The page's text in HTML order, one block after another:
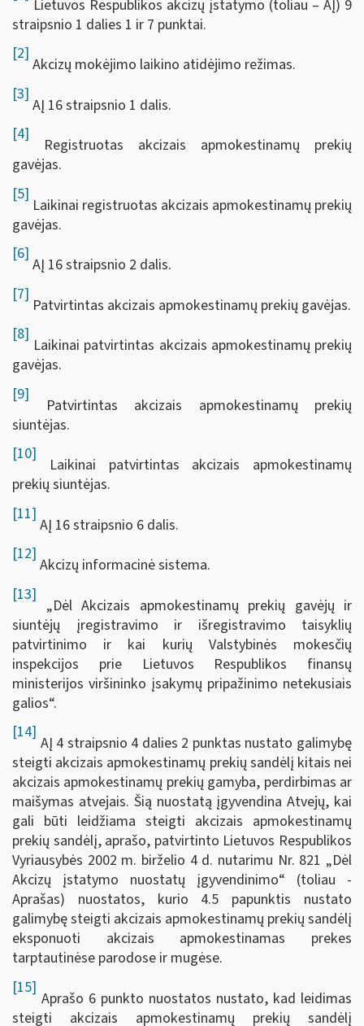
Lietuvos Respublikos akcizų įstatymo (toliau – AĮ) 9
straipsnio 1 dalies 1 ir 7 punktai.
[2]
Akcizų mokėjimo laikino atidėjimo režimas.
[3]
AĮ 16 straipsnio 1 dalis.
[4]
Registruotas akcizais apmokestinamų prekių
gavėjas.
[5]
Laikinai registruotas akcizais apmokestinamų prekių
gavėjas.
[6]
AĮ 16 straipsnio 2 dalis.
[7]
Patvirtintas akcizais apmokestinamų prekių gavėjas.
[8]
Laikinai patvirtintas akcizais apmokestinamų prekių
gavėjas.
[9]
Patvirtintas akcizais apmokestinamų prekių
siuntėjas.
[10]
Laikinai patvirtintas akcizais apmokestinamų
prekių siuntėjas.
[11]
AĮ 16 straipsnio 6 dalis.
[12]
Akcizų informacinė sistema.
[13]
„Dėl Akcizais apmokestinamų prekių gavėjų ir
siuntėjų įregistravimo ir išregistravimo taisyklių
patvirtinimo ir kai kurių Valstybinės mokesčių
inspekcijos prie Lietuvos Respublikos finansų
ministerijos viršininko įsakymų pripažinimo netekusiais
galios“.
[14]
AĮ 4 straipsnio 4 dalies 2 punktas nustato galimybę
steigti akcizais apmokestinamų prekių sandėlį kitais nei
akcizais apmokestinamų prekių gamyba, perdirbimas ar
maišymas atvejais. Šią nuostatą įgyvendina Atvejų, kai
gali būti leidžiama steigti akcizais apmokestinamų
prekių sandėlį, aprašo, patvirtinto Lietuvos Respublikos
Vyriausybės 2002 m. birželio 4 d. nutarimu Nr. 821 „Dėl
Akcizų įstatymo nuostatų įgyvendinimo“ (toliau -
Aprašas) nuostatos, kurio 4.5 papunktis nustato
galimybę steigti akcizais apmokestinamų prekių sandėlį
eksponuoti akcizais apmokestinamas prekes
tarptautinėse parodose ir mugėse.
[15]
Aprašo 6 punkto nuostatos nustato, kad leidimas
steigti akcizais apmokestinamų prekių sandėlį